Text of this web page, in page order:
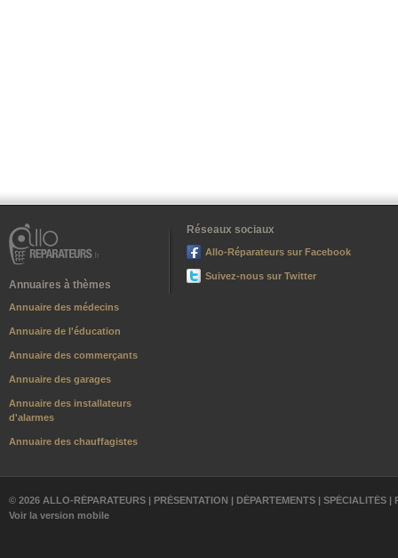
Annuaires à thèmes
Annuaire des médecins
Annuaire de l'éducation
Annuaire des commerçants
Annuaire des garages
Annuaire des installateurs
d'alarmes
Annuaire des chauffagistes
Réseaux sociaux
Allo-Réparateurs sur Facebook
Suivez-nous sur Twitter
© 2026 ALLO-RÉPARATEURS | PRÉSENTATION | DÉPARTEMENTS | SPÉCIALITÉS |
Voir la version mobile